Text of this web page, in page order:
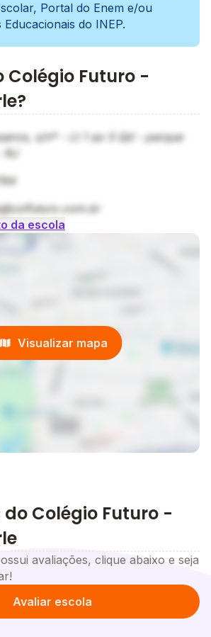
Portal do Enem e/ou
Educacionais do INEP.
Colégio Futuro -
s/nº - Lt 1 ao 5 Qd - parque
da escola
Visualizar mapa
Colégio Futuro -
avaliações, clique abaixo e seja
Avaliar escola